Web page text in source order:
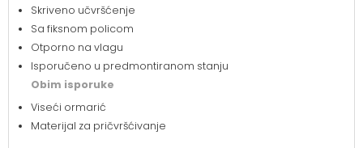
Skriveno učvršćenje
Sa fiksnom policom
Otporno na vlagu
Isporučeno u predmontiranom stanju
Obim isporuke
Viseći ormarić
Materijal za pričvršćivanje